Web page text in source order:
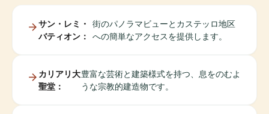
サン・レミ・
バティオン：
街のパノラマビューとカステッロ地区
への簡単なアクセスを提供します。
カリアリ大
聖堂：
豊富な芸術と建築様式を持つ、息をのむよ
うな宗教的建造物です。